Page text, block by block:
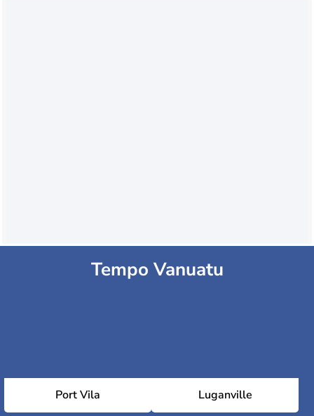
Tempo Vanuatu
Port Vila Luganville